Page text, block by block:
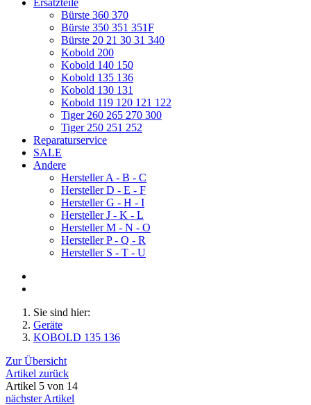
Ersatzteile
Bürste 360 370
Bürste 350 351 351F
Bürste 20 21 30 31 340
Kobold 200
Kobold 140 150
Kobold 135 136
Kobold 130 131
Kobold 119 120 121 122
Tiger 260 265 270 300
Tiger 250 251 252
Reparaturservice
SALE
Andere
Hersteller A - B - C
Hersteller D - E - F
Hersteller G - H - I
Hersteller J - K - L
Hersteller M - N - O
Hersteller P - Q - R
Hersteller S - T - U
Sie sind hier:
Geräte
KOBOLD 135 136
Zur Übersicht
Artikel zurück
Artikel 5 von 14
nächster Artikel